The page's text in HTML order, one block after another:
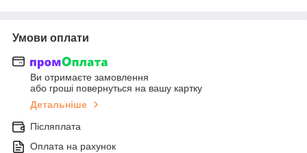
Умови оплати
Ви отримаєте замовлення
або гроші повернуться на вашу картку
Детальніше
Післяплата
Оплата на рахунок